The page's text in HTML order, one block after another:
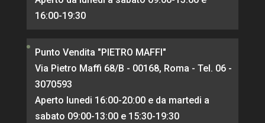
16:00-19:30
Punto Vendita "PIETRO MAFFI"
Via Pietro Maffi 68/B - 00168, Roma - Tel. 06 -
3070593
Aperto lunedi 16:00-20:00 e da martedi a
sabato 09:00-13:00 e 15:30-19:30